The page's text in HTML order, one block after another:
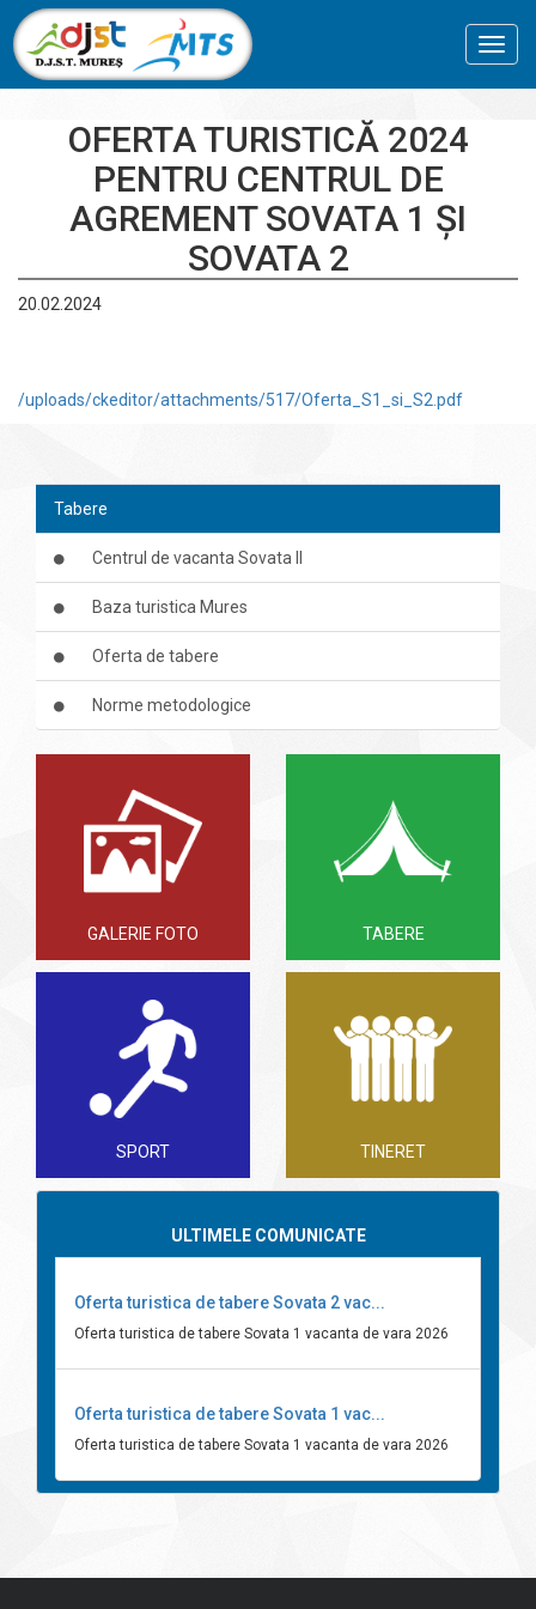
OFERTA TURISTICĂ 2024
PENTRU CENTRUL DE
AGREMENT SOVATA 1 ȘI
SOVATA 2
20.02.2024
/uploads/ckeditor/attachments/517/Oferta_S1_si_S2.pdf
Tabere
Centrul de vacanta Sovata II
Baza turistica Mures
Oferta de tabere
Norme metodologice
GALERIE FOTO TABERE
SPORT TINERET
ULTIMELE COMUNICATE
Oferta turistica de tabere Sovata 2 vac...
Oferta turistica de tabere Sovata 1 vacanta de vara 2026
Oferta turistica de tabere Sovata 1 vac...
Oferta turistica de tabere Sovata 1 vacanta de vara 2026